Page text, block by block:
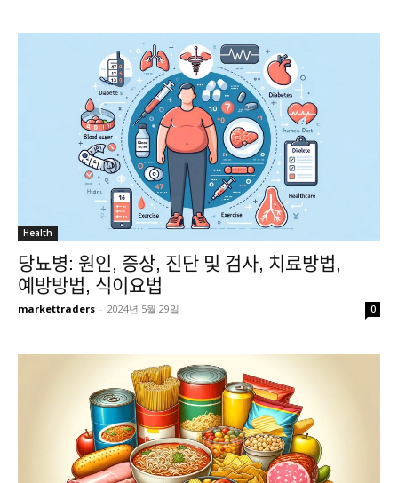
Health
당뇨병: 원인, 증상, 진단 및 검사, 치료방법,
예방방법, 식이요법
markettraders - 2024년 5월 29일 0